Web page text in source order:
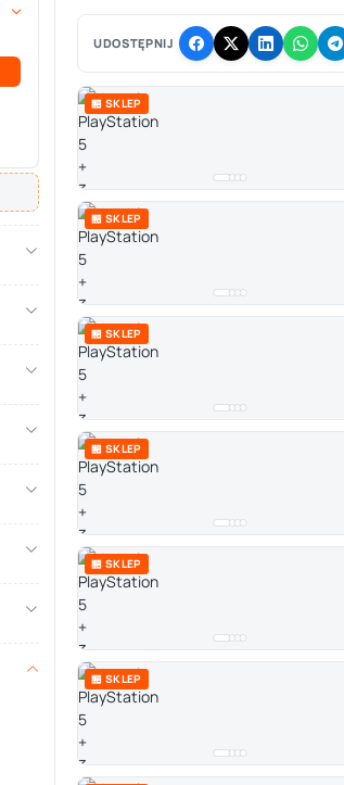
UDOSTĘPNIJ
🏪 SKLEP
🏪 SKLEP
🏪 SKLEP
🏪 SKLEP
🏪 SKLEP
🏪 SKLEP